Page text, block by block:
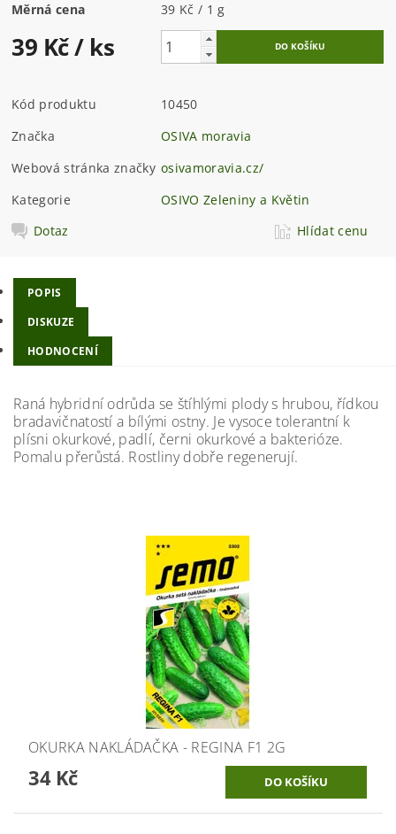
Měrná cena 39 Kč / 1 g
39 Kč/ ks
Kód produktu
10450
Značka
OSIVA moravia
Webová stránka značky osivamoravia.cz/
Kategorie
OSIVO Zeleniny a Květin
Dotaz
Hlídat cenu
POPIS
DISKUZE
HODNOCENÍ
Raná hybridní odrůda se štíhlými plody s hrubou, řídkou
bradavičnatostí a bílými ostny. Je vysoce tolerantní k
plísni okurkové, padlí, černi okurkové a bakterióze.
Pomalu přerůstá. Rostliny dobře regenerují.
OKURKA NAKLÁDAČKA - REGINA F1 2G
34 Kč